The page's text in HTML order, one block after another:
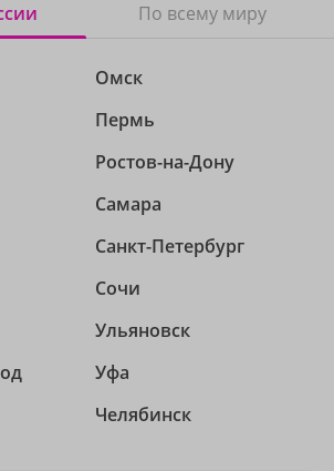
По всему миру
Омск
Пермь
Ростов-на-Дону
Самара
Санкт-Петербург
Сочи
Ульяновск
Уфа
Челябинск